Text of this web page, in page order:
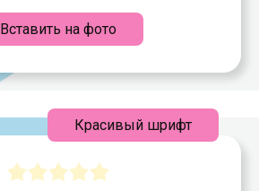
Вставить на фото
Красивый шрифт